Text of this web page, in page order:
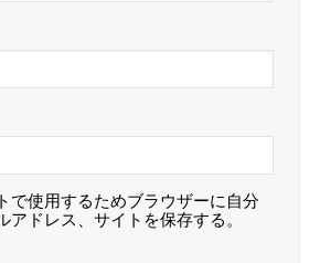
で使用するためブラウザーに自分
アドレス、サイトを保存する。